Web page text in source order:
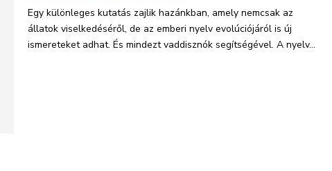
Egy különleges kutatás zajlik hazánkban, amely nemcsak az
állatok viselkedéséről, de az emberi nyelv evolúciójáról is új
ismereteket adhat. És mindezt vaddisznók segítségével. A nyelv...